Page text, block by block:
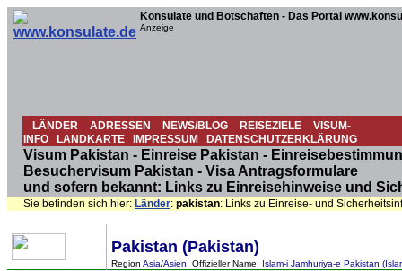
Konsulate und Botschaften - Das Portal
Anzeige
LÄNDER ADRESSEN NEWS/BLOG REISEZIELE
VISUM-
INFO
LANDKARTE IMPRESSUM DATENSCHUTZERKLÄRUNG
Visum Pakistan - Einreise Pakistan -
Besuchervisum Pakistan - Visa Antragsformulare
und sofern bekannt: Links zu Einreisehinweise und
Sie befinden sich hier: Länder: pakistan: Links zu Einreise- und
Pakistan (Pakistan)
Region Asia/Asien , Offizieller Name: Islam-i Jamhuriya-e Pakistan